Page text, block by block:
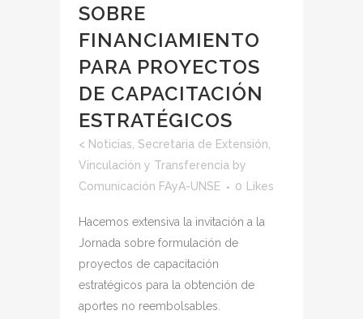
SOBRE
FINANCIAMIENTO
PARA PROYECTOS
DE CAPACITACIÓN
ESTRATÉGICOS
< Noticias Secretaria de Extensión,
Vinculación y Transferencia by
Comunicación FAyA-UNSE
0 Likes
Hacemos extensiva la invitación a la
Jornada sobre formulación de
proyectos de capacitación
estratégicos para la obtención de
aportes no reembolsables.